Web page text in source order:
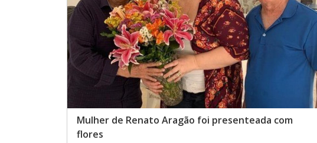
Mulher de Renato Aragão foi presenteada com
flores